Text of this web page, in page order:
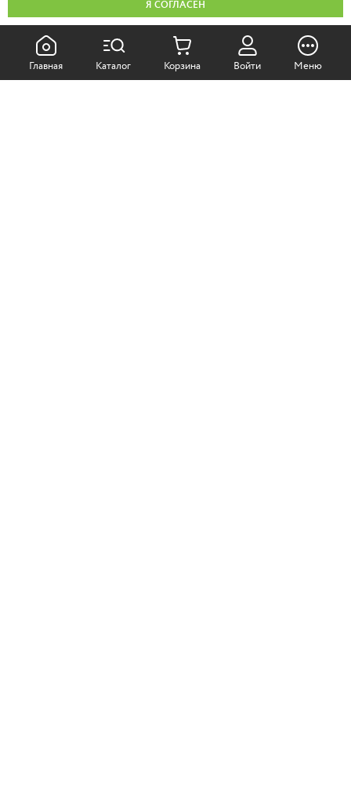
КАК ПОКУПАТЬ:
Главная Каталог Корзина Войти Меню
Я СОГЛАСЕН